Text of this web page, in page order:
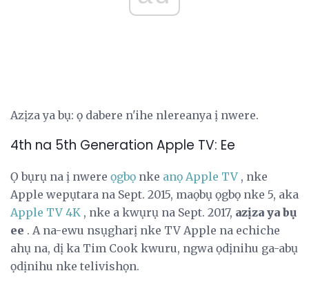
Azịza ya bụ: ọ dabere n'ihe nlereanya ị nwere.
4th na 5th Generation Apple TV: Ee
Ọ bụrụ na ị nwere ọgbọ nke anọ Apple TV , nke
Apple wepụtara na Sept. 2015, maọbụ ọgbọ nke 5, aka
Apple TV 4K , nke a kwụrụ na Sept. 2017, azịza ya bụ
ee . A na-ewu nsụgharị nke TV Apple na echiche
ahụ na, dị ka Tim Cook kwuru, ngwa ọdịnihu ga-abụ
ọdịnihu nke telivishọn.